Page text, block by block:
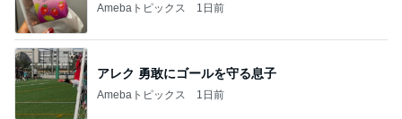
Amebaトピックス 1日前
アレク 勇敢にゴールを守る息子
Amebaトピックス 1日前